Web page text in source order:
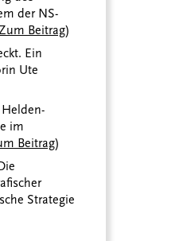
der NS-
Beitrag)
Ein
Ute
im
Beitrag)
Strategie